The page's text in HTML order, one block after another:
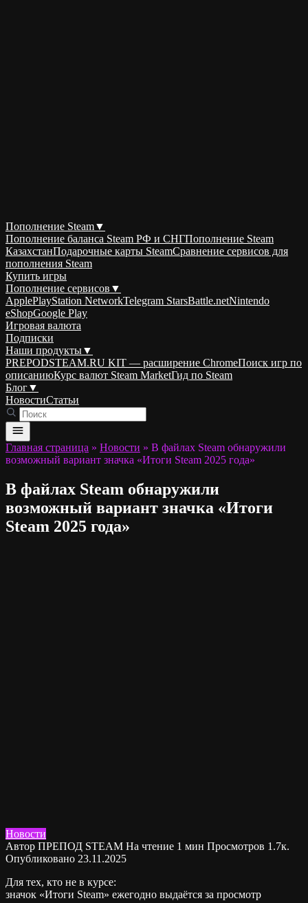
Пополнение Steam▼
Пополнение баланса Steam РФ и СНГПополнение Steam
КазахстанПодарочные карты SteamСравнение сервисов для
пополнения Steam
Купить игры
Пополнение сервисов ▼
ApplePlayStation NetworkTelegram StarsBattle.netNintendo
eShopGoogle Play
Игровая валюта
Подписки
Наши продукты▼
PREPODSTEAM.RU KIT — расширение ChromeПоиск игр по
описаниюКурс валют Steam MarketГид по Steam
Блог▼
НовостиСтатьи
Главная страница » Новости » В файлах Steam обнаружили
возможный вариант значка «Итоги Steam 2025 года»
В файлах Steam обнаружили
возможный вариант значка «Итоги
Steam 2025 года»
Новости
Автор ПРЕПОД STEAM На чтение 1 мин Просмотров 1.7к.
Опубликовано 23.11.2025
Для тех, кто не в курсе:
значок «Итоги Steam» ежегодно выдаётся за просмотр